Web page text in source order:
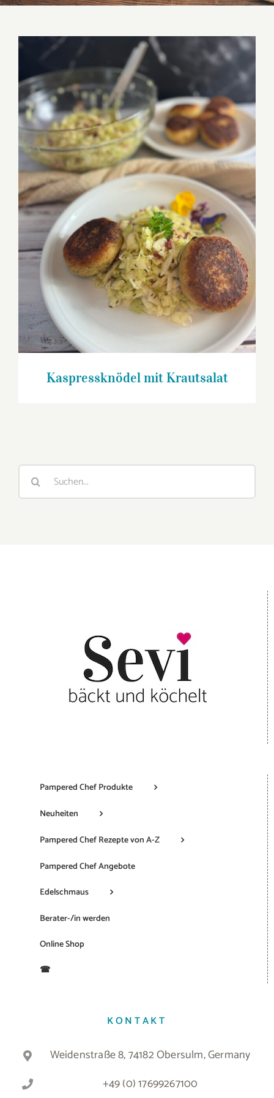
Kaspressknödel mit Krautsalat
Kaspressknödel mit Krautsalat
Suche
nach:
Pampered Chef Produkte
Neuheiten
Pampered Chef Rezepte von A-Z
Pampered Chef Angebote
Edelschmaus
Berater-/in werden
Online Shop
☎
KONTAKT
Weidenstraße 8, 74182 Obersulm, Germany
+49 (0) 17699267100